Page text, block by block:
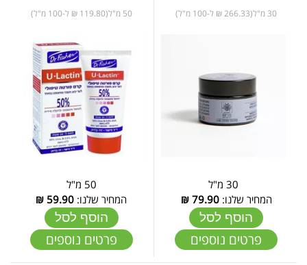
30 מ"ל(266.33 ₪ ל-100 מ"ל)
המחיר שלנו:79.90
₪
הוסף לסל
פרטים נוספים
50 מ"ל(119.80 ₪ ל-100 מ"ל)
50 מ"ל
המחיר שלנו: 59.90
₪
הוסף לסל
פרטים נוספים